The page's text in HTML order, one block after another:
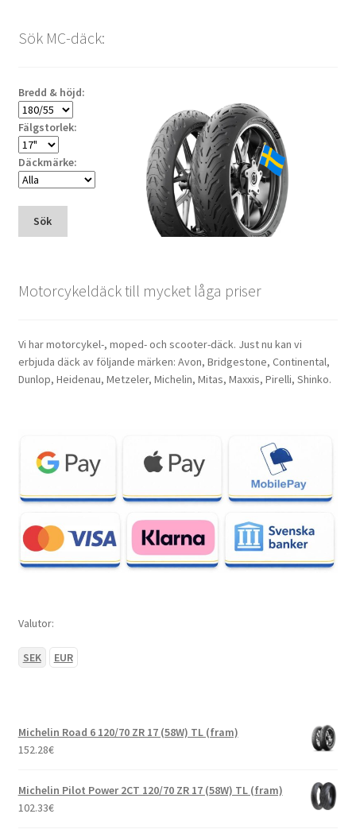
Sök MC-däck:
Bredd & höjd:
Fälgstorlek:
Däckmärke:
Sök
Motorcykeldäck till mycket låga priser
Vi har motorcykel-, moped- och scooter-däck. Just nu kan vi
erbjuda däck av följande märken: Avon, Bridgestone, Continental,
Dunlop, Heidenau, Metzeler, Michelin, Mitas, Maxxis, Pirelli, Shinko.
Valutor:
SEK EUR
Michelin Road 6 120/70 ZR 17 (58W) TL (fram)
152.28€
Michelin Pilot Power 2CT 120/70 ZR 17 (58W) TL (fram)
102.33€